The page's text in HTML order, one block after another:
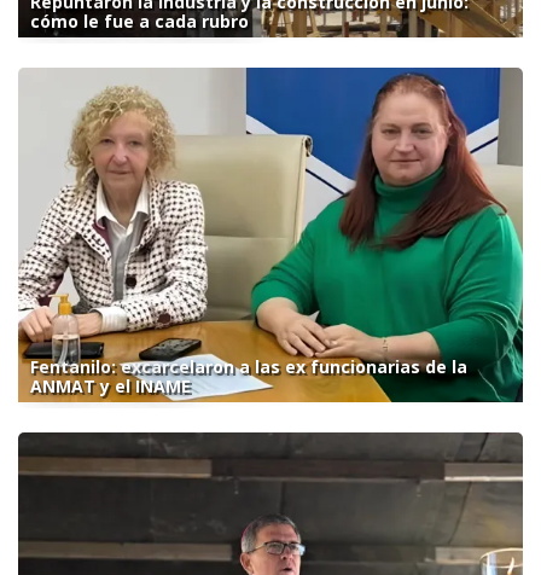
cómo le fue a cada rubro
Fentanilo: excarcelaron a las ex funcionarias de la
ANMAT y el INAME